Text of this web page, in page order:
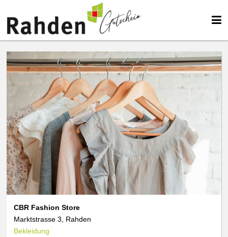
CBR Fashion Store
Marktstrasse 3, Rahden
Bekleidung